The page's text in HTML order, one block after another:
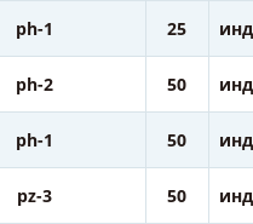
ph-1 25
ph-2 50
ph-1 50
pz-3 50